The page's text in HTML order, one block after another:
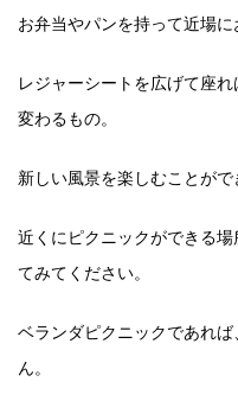
お弁当やパンを持って近場に
レジャーシートを広げて座
変わるもの。
新しい風景を楽しむことがで
近くにピクニックができる
てみてください。
ベランダピクニックであれ
ん。